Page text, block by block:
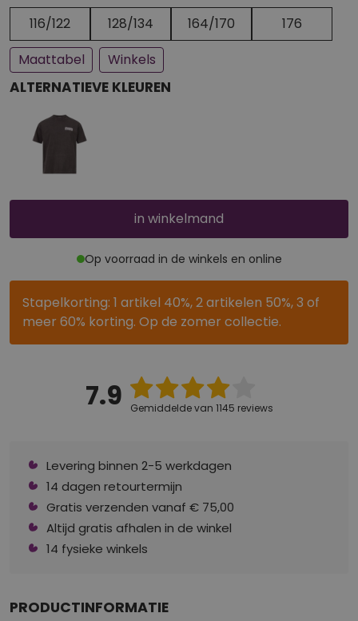
Een paar stuks op voorraad
Bijna uitverkocht
116/122 128/134 164/170
176
Maattabel
Winkels
ALTERNATIEVE KLEUREN
in winkelmand
Op voorraad in de winkels en online
Stapelkorting: 1 artikel 40%, 2 artikelen 50%, 3 of
meer 60% korting. Op de zomer collectie.
7.9 Gemiddelde van 1145 reviews
Levering binnen 2-5 werkdagen
14 dagen retourtermijn
Gratis verzenden vanaf € 75,00
Altijd gratis afhalen in de winkel
14 fysieke winkels
PRODUCTINFORMATIE